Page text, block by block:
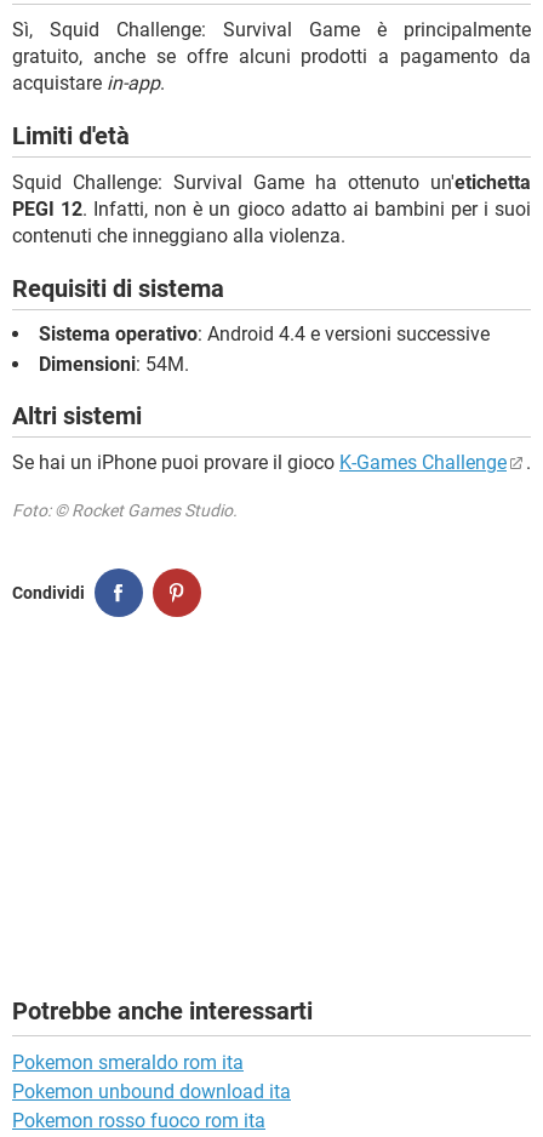
Sì, Squid Challenge: Survival Game è principalmente
gratuito, anche se offre alcuni prodotti a pagamento da
acquistare in-app.
Limiti d'età
Squid Challenge: Survival Game ha ottenuto un'etichetta
PEGI 12. Infatti, non è un gioco adatto ai bambini per i suoi
contenuti che inneggiano alla violenza.
Requisiti di sistema
Sistema operativo: Android 4.4 e versioni successive
Dimensioni: 54M.
Altri sistemi
Se hai un iPhone puoi provare il gioco K-Games Challenge .
Foto: © Rocket Games Studio.
Condividi
Potrebbe anche interessarti
Pokemon smeraldo rom ita
Pokemon unbound download ita
Pokemon rosso fuoco rom ita